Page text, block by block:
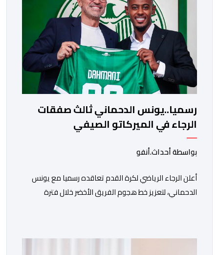
رسميا..يونس الدحماني ثالث صفقات
الرجاء في الميركاتو الصيفي
بواسطة أحداث.أنفو
أعلن الرجاء الرياضي لكرة القدم تعاقده رسميا مع يونس
الدحماني، لتعزيز خط هجوم الفريق الأخضر خلال فترة
الطاقم التقني للرجاء لتقديم الإضافة المرجوة في